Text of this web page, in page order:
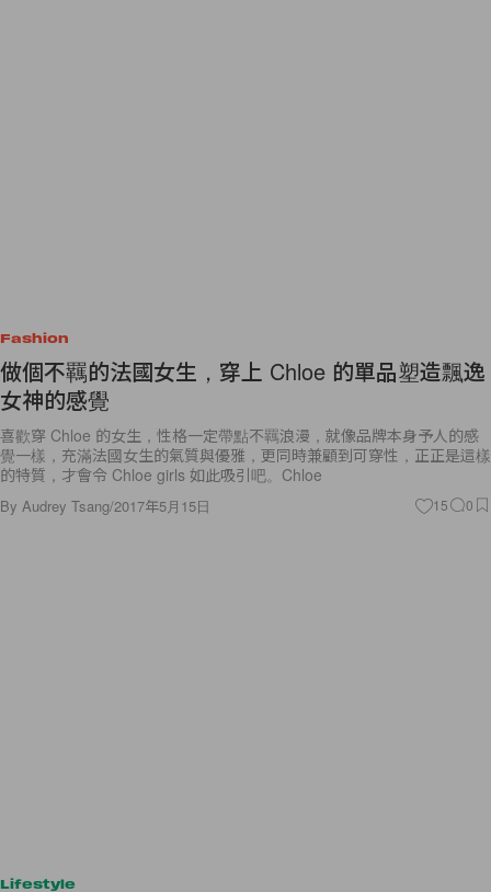
Fashion
做個不羈的法國女生，穿上 Chloe 的單品塑造飄逸
女神的感覺
喜歡穿 Chloe 的女生，性格一定帶點不羈浪漫，就像品牌本身予人的感
覺一樣，充滿法國女生的氣質與優雅，更同時兼顧到可穿性，正正是這樣
的特質，才會令 Chloe girls 如此吸引吧。Chloe
By Audrey Tsang/2017年5月15日 15 0
Lifestyle